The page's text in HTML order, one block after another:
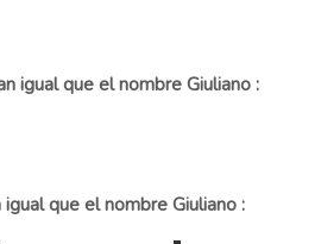
igual que el nombre Giuliano :
que el nombre Giuliano :